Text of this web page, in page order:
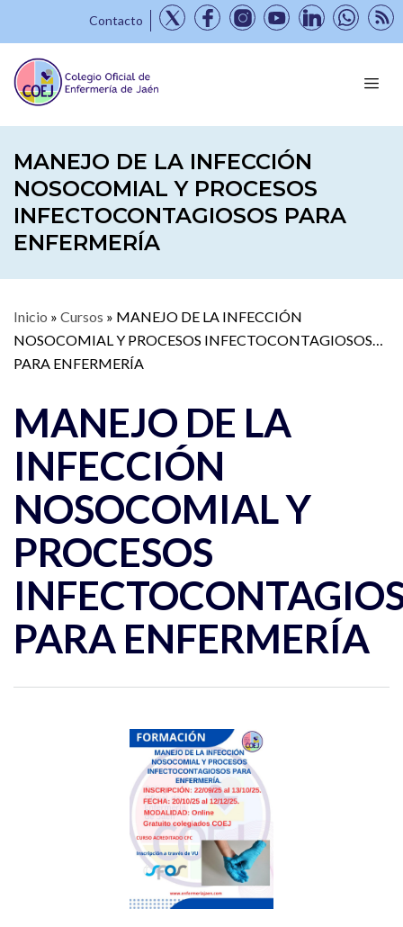
Contacto
MANEJO DE LA INFECCIÓN
NOSOCOMIAL Y PROCESOS
INFECTOCONTAGIOSOS PARA
ENFERMERÍA
Inicio » Cursos » MANEJO DE LA INFECCIÓN
NOSOCOMIAL Y PROCESOS INFECTOCONTAGIOSOS
PARA ENFERMERÍA
MANEJO DE LA
INFECCIÓN
NOSOCOMIAL Y
PROCESOS
PARA ENFERMERÍA